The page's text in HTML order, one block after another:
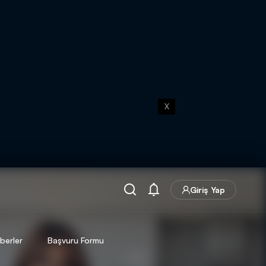
X
Giriş Yap
Başvuru Formu